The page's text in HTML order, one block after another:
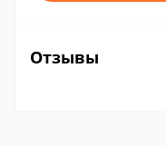
Отзывы